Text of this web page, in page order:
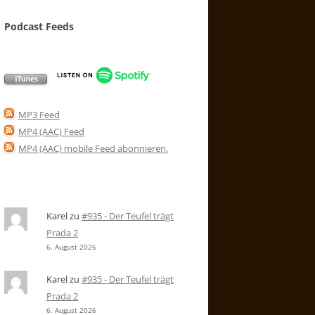
Podcast Feeds
MP3 Feed
MP4 (AAC) Feed
MP4 (AAC) mobile Feed abonnieren.
Karelzu #935 - Der Teufel trägt
Prada 2
6. August 2026
Karelzu #935 - Der Teufel trägt
Prada 2
6. August 2026